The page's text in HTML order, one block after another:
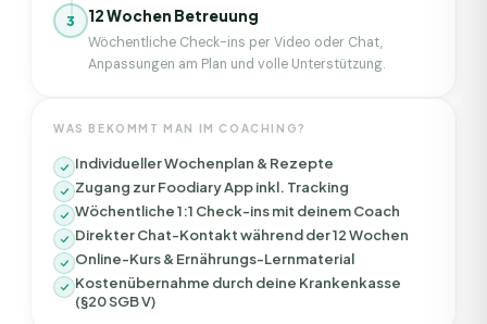
3 12 Wochen Betreuung
Wöchentliche Check-ins per Video oder Chat,
Anpassungen am Plan und volle Unterstützung.
WAS BEKOMMT MAN IM COACHING?
Individueller Wochenplan & Rezepte
Zugang zur Foodiary App inkl. Tracking
Wöchentliche 1:1 Check-ins mit deinem Coach
Direkter Chat-Kontakt während der 12 Wochen
Online-Kurs & Ernährungs-Lernmaterial
Kostenübernahme durch deine Krankenkasse
(§20 SGB V)